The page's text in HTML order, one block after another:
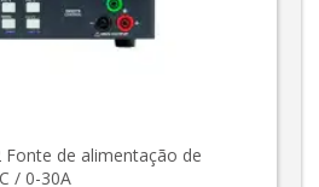
Fonte de alimentação de
/ 0-30A